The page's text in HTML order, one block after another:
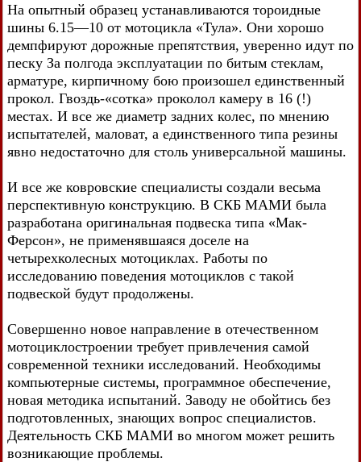
На опытный образец устанавливаются тороидные
шины 6.15—10 от мотоцикла «Тула». Они хорошо
демпфируют дорожные препятствия, уверенно идут по
песку За полгода эксплуатации по битым стеклам,
арматуре, кирпичному бою произошел единственный
прокол. Гвоздь-«сотка» проколол камеру в 16 (!)
местах. И все же диаметр задних колес, по мнению
испытателей, маловат, а единственного типа резины
явно недостаточно для столь универсальной машины.
И все же ковровские специалисты создали весьма
перспективную конструкцию. В СКБ МАМИ была
разработана оригинальная подвеска типа «Мак-
Ферсон», не применявшаяся доселе на
четырехколесных мотоциклах. Работы по
исследованию поведения мотоциклов с такой
подвеской будут продолжены.
Совершенно новое направление в отечественном
мотоциклостроении требует привлечения самой
современной техники исследований. Необходимы
компьютерные системы, программное обеспечение,
новая методика испытаний. Заводу не обойтись без
подготовленных, знающих вопрос специалистов.
Деятельность СКБ МАМИ во многом может решить
возникающие проблемы.